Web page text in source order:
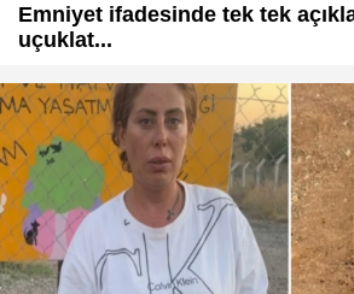
Emniyet ifadesinde tek tek
uçuklat...